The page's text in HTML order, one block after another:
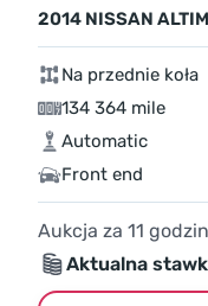
2014 NISSAN
Na przednie koła
134 364 mile
Automatic
Front end
Aukcja za 11 godzin
Aktualna